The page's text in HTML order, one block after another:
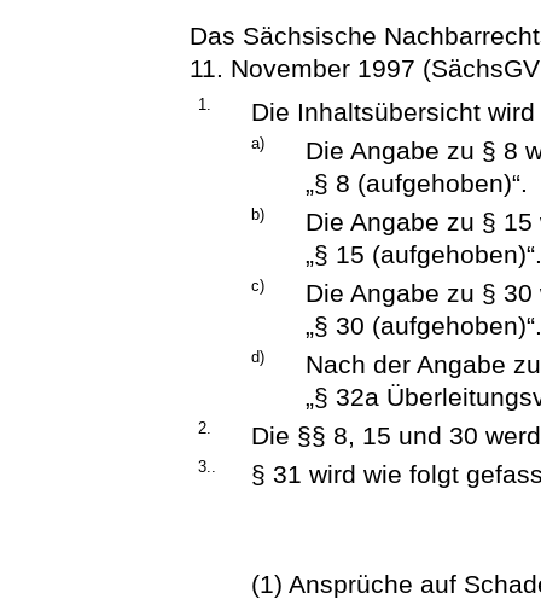
Das Sächsische
11. November 1997
1. Die Inhaltsübersicht
a)
Die Angabe zu § 8
„§ 8 (aufgehoben)“.
b)
Die Angabe zu §
„§ 15
c)
Die Angabe zu §
„§ 30
d)
Nach der Angabe
„§ 32a
2. Die §§ 8, 15 und 30
3.. § 31 wird wie folgt
(1) Ansprüche auf